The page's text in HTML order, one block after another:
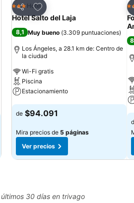
Compartir
Agregar a favoritos
3 Estrellas
Hotel
Hotel Salto del Laja
8,1 Muy bueno (3.309 puntuaciones)
Los Ángeles, a 28.1 km de: Centro de
la ciudad
Wi-Fi gratis
Piscina
Estacionamiento
Ver precios
de $94.091
Mira precios de 5 páginas
Ver precios
4
30 días en trivago